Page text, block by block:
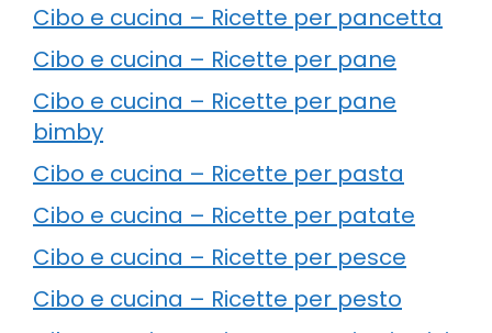
Cibo e cucina – Ricette per pancetta
Cibo e cucina – Ricette per pane
Cibo e cucina – Ricette per pane
bimby
Cibo e cucina – Ricette per pasta
Cibo e cucina – Ricette per patate
Cibo e cucina – Ricette per pesce
Cibo e cucina – Ricette per pesto